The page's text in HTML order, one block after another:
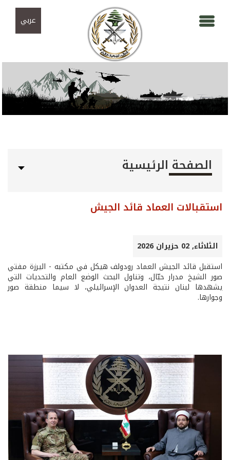
عربي
الصفحة الرئيسية
استقبالات العماد قائد الجيش
الثلاثاء, 02 حزيران 2026
استقبل قائد الجيش العماد رودولف هيكل في مكتبه - اليرزة مفتي
صور الشيخ مدرار حبّال، وتناول البحث الوضع العام والتحديات التي
يشهدها لبنان نتيجة العدوان الإسرائيلي، لا سيما منطقة صور
وجوارها.